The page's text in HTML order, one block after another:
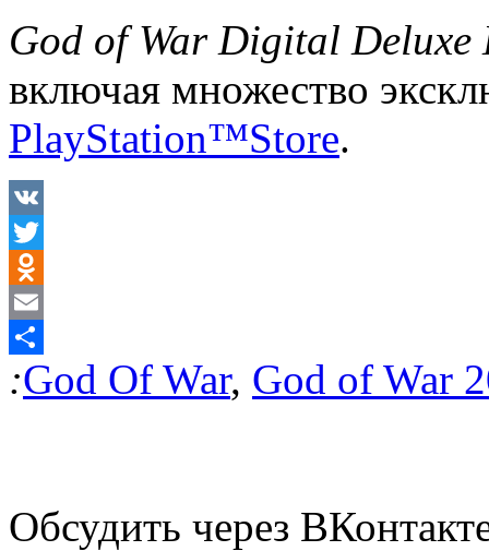
God of War Digital Deluxe
включая множество
PlayStation™Store.
VK
Twitter
Odnoklassniki
Email
Отправить
:God Of War, God of War
Обсудить через